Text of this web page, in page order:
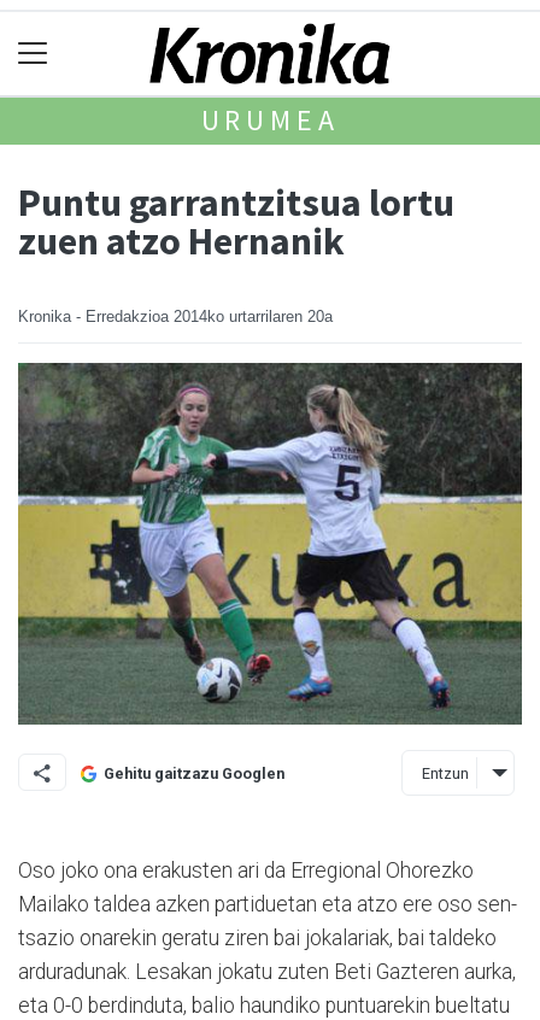
URUMEA
Puntu garrantzitsua lortu
zuen atzo Hernanik
Kronika - Erredakzioa 2014ko urtarrilaren 20a
Gehitu gaitzazu Googlen Entzun
Oso joko ona erakusten ari da Erregional Ohorezko
Mailako taldea azken partiduetan eta atzo ere oso sen­
tsazio onarekin geratu ziren bai jokalariak, bai taldeko
arduradunak. Lesakan jokatu zuten Beti Gazteren aurka,
eta 0-0 berdinduta, balio haundiko puntuarekin bueltatu